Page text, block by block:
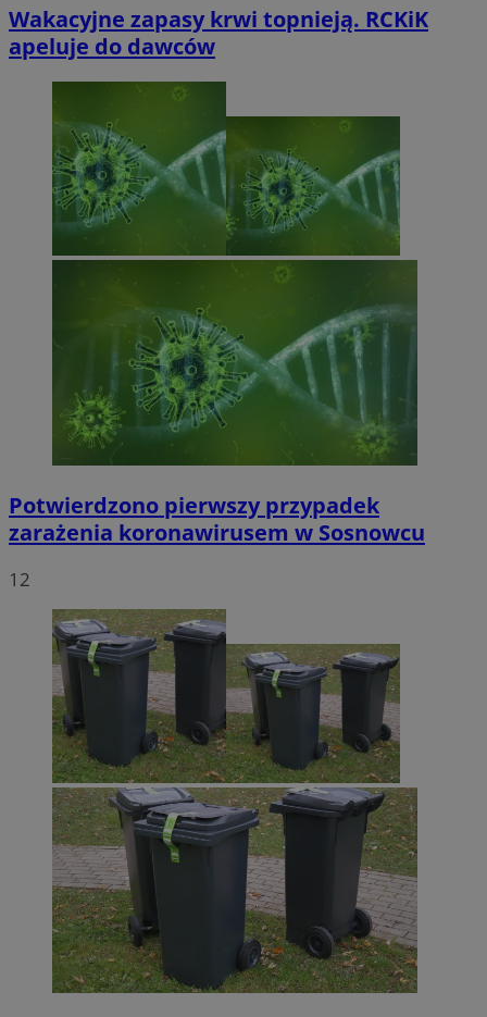
Wakacyjne zapasy krwi topnieją. RCKiK
apeluje do dawców
Potwierdzono pierwszy przypadek
zarażenia koronawirusem w Sosnowcu
12